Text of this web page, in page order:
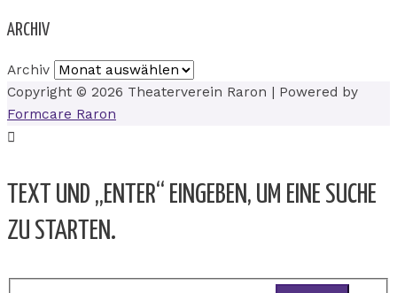
ARCHIV
Archiv
Copyright © 2026 Theaterverein Raron | Powered by
Formcare Raron
TEXT UND „ENTER“ EINGEBEN, UM EINE SUCHE
ZU STARTEN.